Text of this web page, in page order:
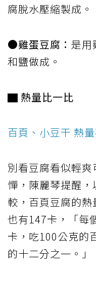
腐脫水壓縮製成。
●雞蛋豆腐： 是用
和鹽做成。
▇ 熱量比一比
百頁、小豆干 熱
別看豆腐看似輕
憚，陳麗琴提醒
較，百頁豆腐的
也有147卡，「每
卡，吃100公克的
的十二分之一。」